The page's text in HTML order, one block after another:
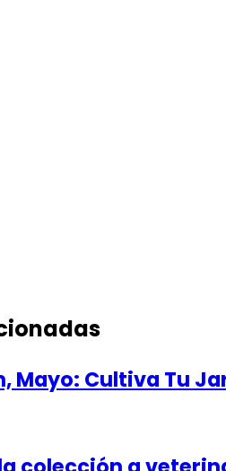
Mayo: Cultiva Tu